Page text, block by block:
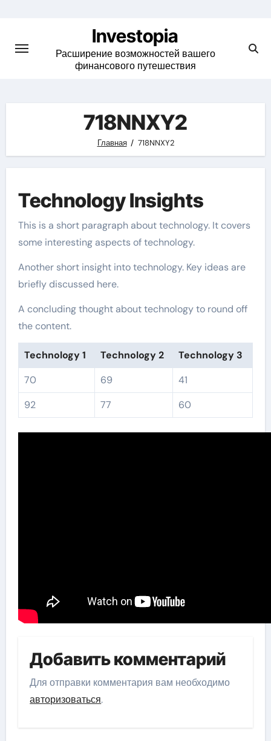
content
Investopia
Расширение возможностей вашего
финансового путешествия
718NNXY2
Главная 718NNXY2
Technology Insights
This is a short paragraph about technology. It covers
some interesting aspects of technology.
Another short insight into technology. Key ideas are
briefly discussed here.
A concluding thought about technology to round off
the content.
Technology 1 Technology 2
Technology 3
70
69
41
92
77 60
Добавить комментарий
Для отправки комментария вам необходимо
авторизоваться.